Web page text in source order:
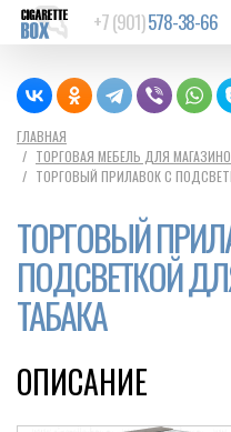
+7 (901)578-38-66
ГЛАВНАЯ
ТОРГОВАЯ МЕБЕЛЬ ДЛЯ
ТОРГОВЫЙ ПРИЛАВОК C
ТОРГОВЫЙ
ПОДСВЕТКОЙ
ТАБАКА
ОПИСАНИЕ